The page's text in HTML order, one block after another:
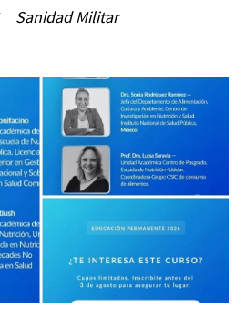
Sanidad Militar